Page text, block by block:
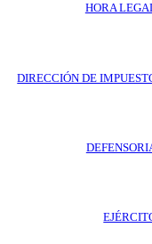
HORA
DIRECCIÓN DE